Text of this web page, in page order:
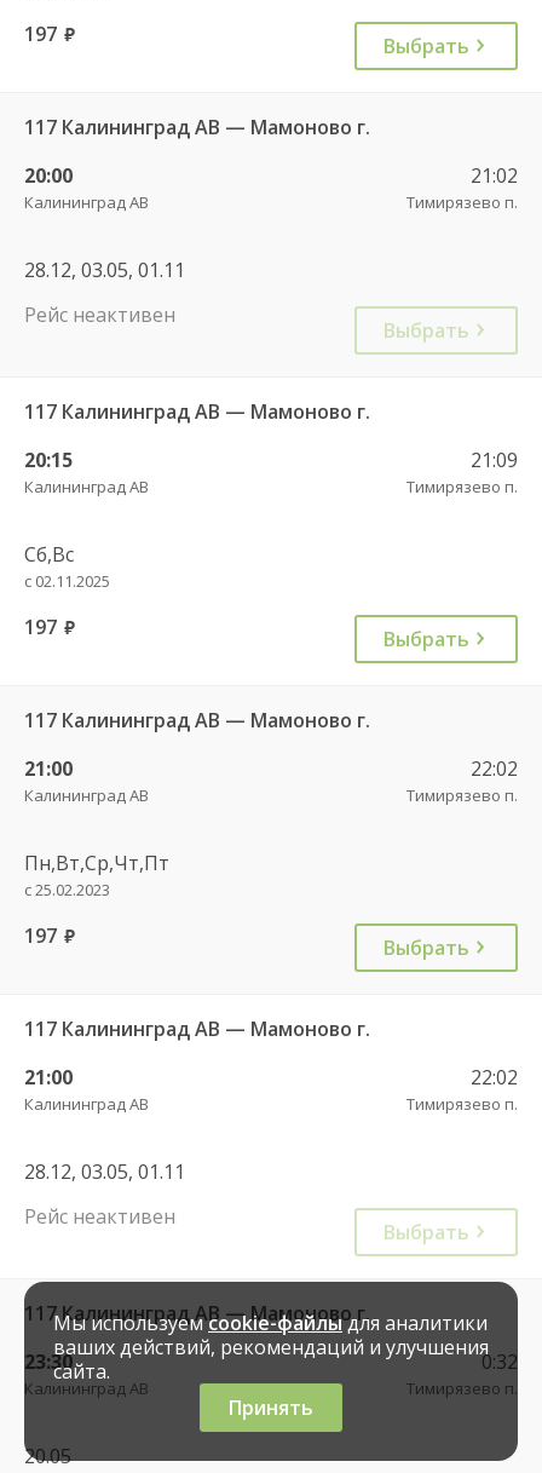
197 руб. Выбрать
117 Калининград АВ — Мамоново г.
20:00
Калининград АВ
21:02
Тимирязево п.
28.12, 03.05, 01.11
Рейс неактивен
Выбрать
117 Калининград АВ — Мамоново г.
20:15
Калининград АВ
21:09
Тимирязево п.
Сб,Вс
с 02.11.2025
197 руб. Выбрать
117 Калининград АВ — Мамоново г.
21:00
Калининград АВ
22:02
Тимирязево п.
Пн,Вт,Ср,Чт,Пт
с 25.02.2023
197 руб. Выбрать
117 Калининград АВ — Мамоново г.
21:00
Калининград АВ
22:02
Тимирязево п.
28.12, 03.05, 01.11
Рейс неактивен
Выбрать
117 Калининград АВ — Мамоново г.
23:30
Калининград АВ
0:32
Тимирязево п.
20.05
Мы используемcookie-файлыдля аналитики
ваших действий, рекомендаций и улучшения
сайта.
Принять